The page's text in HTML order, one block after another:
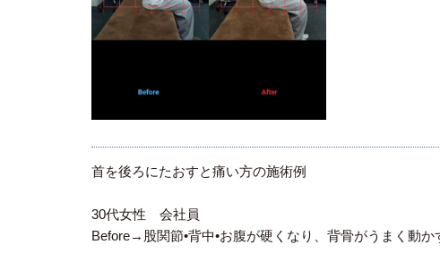
首を後ろにたおすと痛い方の施術例
30代女性 会社員
Before→股関節•背中•お腹が硬くなり、背骨がうまく動